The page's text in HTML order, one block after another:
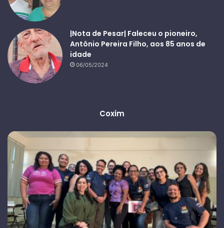
|Nota de Pesar| Faleceu o pioneiro,
Antônio Pereira Filho, aos 85 anos de
idade
06/05/2024
Coxim